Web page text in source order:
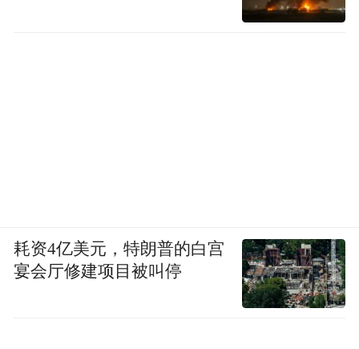
耗资4亿美元，特朗普的白宫
宴会厅修建项目被叫停